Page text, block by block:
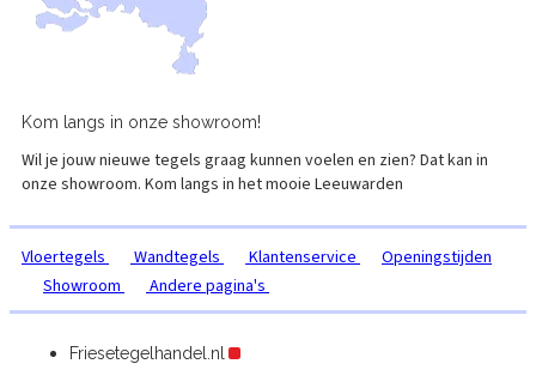
Kom langs in onze showroom!
Wil je jouw nieuwe tegels graag kunnen voelen en zien? Dat kan in
onze showroom. Kom langs in het mooie Leeuwarden
Vloertegels Wandtegels Klantenservice
Openingstijden
Showroom
Andere pagina's
Friesetegelhandel.nl